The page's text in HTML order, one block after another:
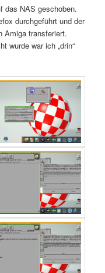
das NAS geschoben.
durchgeführt und der
Amiga transferiert.
wurde war ich „drin“